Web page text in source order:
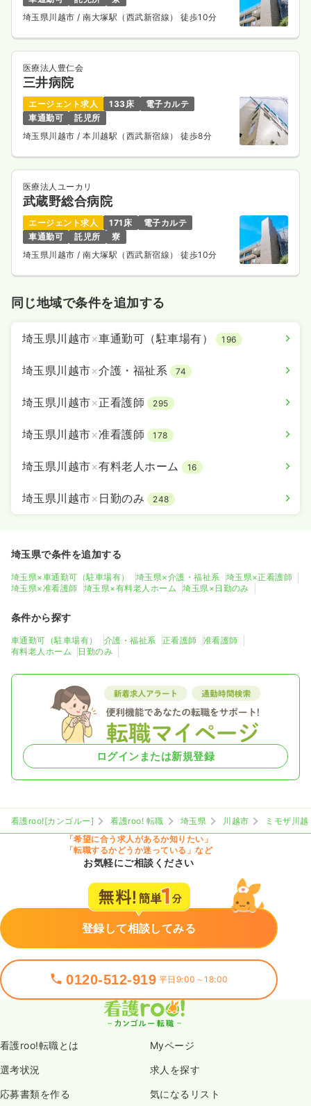
埼玉県川越市/ 南大塚駅（西武新宿線） 徒歩10分
医療法人豊仁会
三井病院
エージェント求人 133床
電子カルテ
車通勤可
託児所
埼玉県川越市/ 本川越駅（西武新宿線） 徒歩8分
医療法人ユーカリ
武蔵野総合病院
エージェント求人 171床
電子カルテ
車通勤可
託児所
寮
埼玉県川越市/ 南大塚駅（西武新宿線） 徒歩10分
同じ地域で条件を追加する
埼玉県川越市×車通勤可（駐車場有） 196
埼玉県川越市×介護・福祉系 74
埼玉県川越市×正看護師 295
埼玉県川越市×准看護師 178
埼玉県川越市×有料老人ホーム 16
埼玉県川越市× 日勤のみ 248
埼玉県で条件を追加する
埼玉県×車通勤可（駐車場有） 埼玉県×介護・福祉系
埼玉県×正看護師
埼玉県×准看護師
埼玉県×有料老人ホーム 埼玉県×日勤のみ
条件から探す
車通勤可（駐車場有） 介護・福祉系 正看護師
准看護師
有料老人ホーム
日勤のみ
ログインまたは新規登録
看護roo![カンゴルー] 看護roo! 転職 埼玉県 川越市
ミモザ川越
「希望に合う求人があるか知りたい」
「転職するかどうか迷っている」など
お気軽にご相談ください
登録して相談してみる
0120-512-919 平日9:00～18:00
看護roo!転職とは Myページ
選考状況 求人を探す
応募書類を作る 気になるリスト